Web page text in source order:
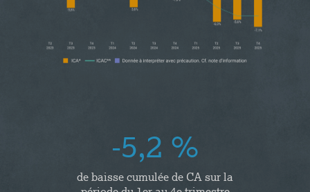
-5,2 %
de baisse cumulée de CA sur la